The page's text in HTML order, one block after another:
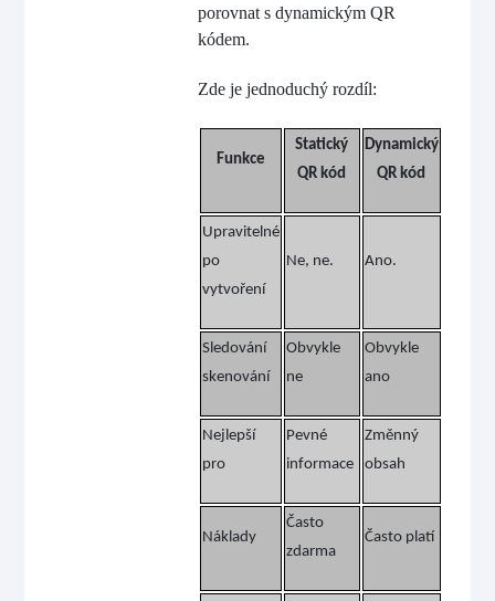
porovnat s dynamickým QR
kódem.
Zde je jednoduchý rozdíl:
Funkce
Statický
QR kód
Dynamický
QR kód
Upravitelné
po
vytvoření
Ne, ne. Ano.
Sledování
skenování
Obvykle
ne
Obvykle
ano
Nejlepší
pro
Pevné
informace
Změnný
obsah
Náklady
Často
zdarma
Často platí